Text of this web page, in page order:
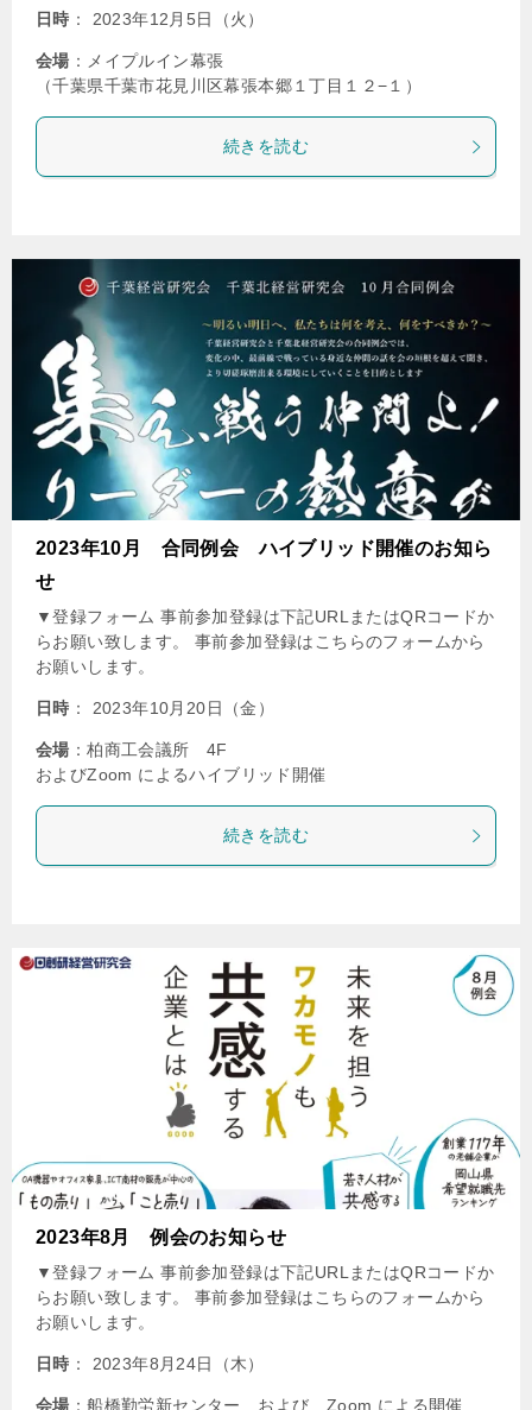
日時 ： 2023年12月5日（火）
会場 ：メイプルイン幕張
（千葉県千葉市花見川区幕張本郷１丁目１２−１）
続きを読む
2023年10月 合同例会 ハイブリッド開催のお知ら
せ
▼登録フォーム 事前参加登録は下記URLまたはQRコードか
らお願い致します。 事前参加登録はこちらのフォームから
お願いします。
日時 ： 2023年10月20日（金）
会場 ：柏商工会議所 4F
およびZoom によるハイブリッド開催
続きを読む
2023年8月 例会のお知らせ
▼登録フォーム 事前参加登録は下記URLまたはQRコードか
らお願い致します。 事前参加登録はこちらのフォームから
お願いします。
日時 ： 2023年8月24日（木）
会場 ：船橋勤労新センター および Zoom による開催